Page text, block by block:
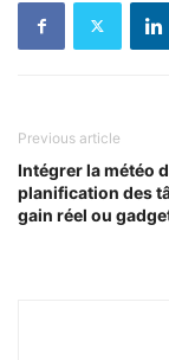
Previous article
Intégrer la météo
planification des
gain réel ou